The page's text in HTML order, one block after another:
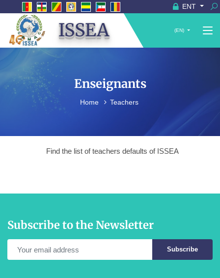
ENT
ISSEA (EN)
Enseignants
Home Teachers
Find the list of teachers defaults of ISSEA
Subscribe to the Newsletter
Subscribe